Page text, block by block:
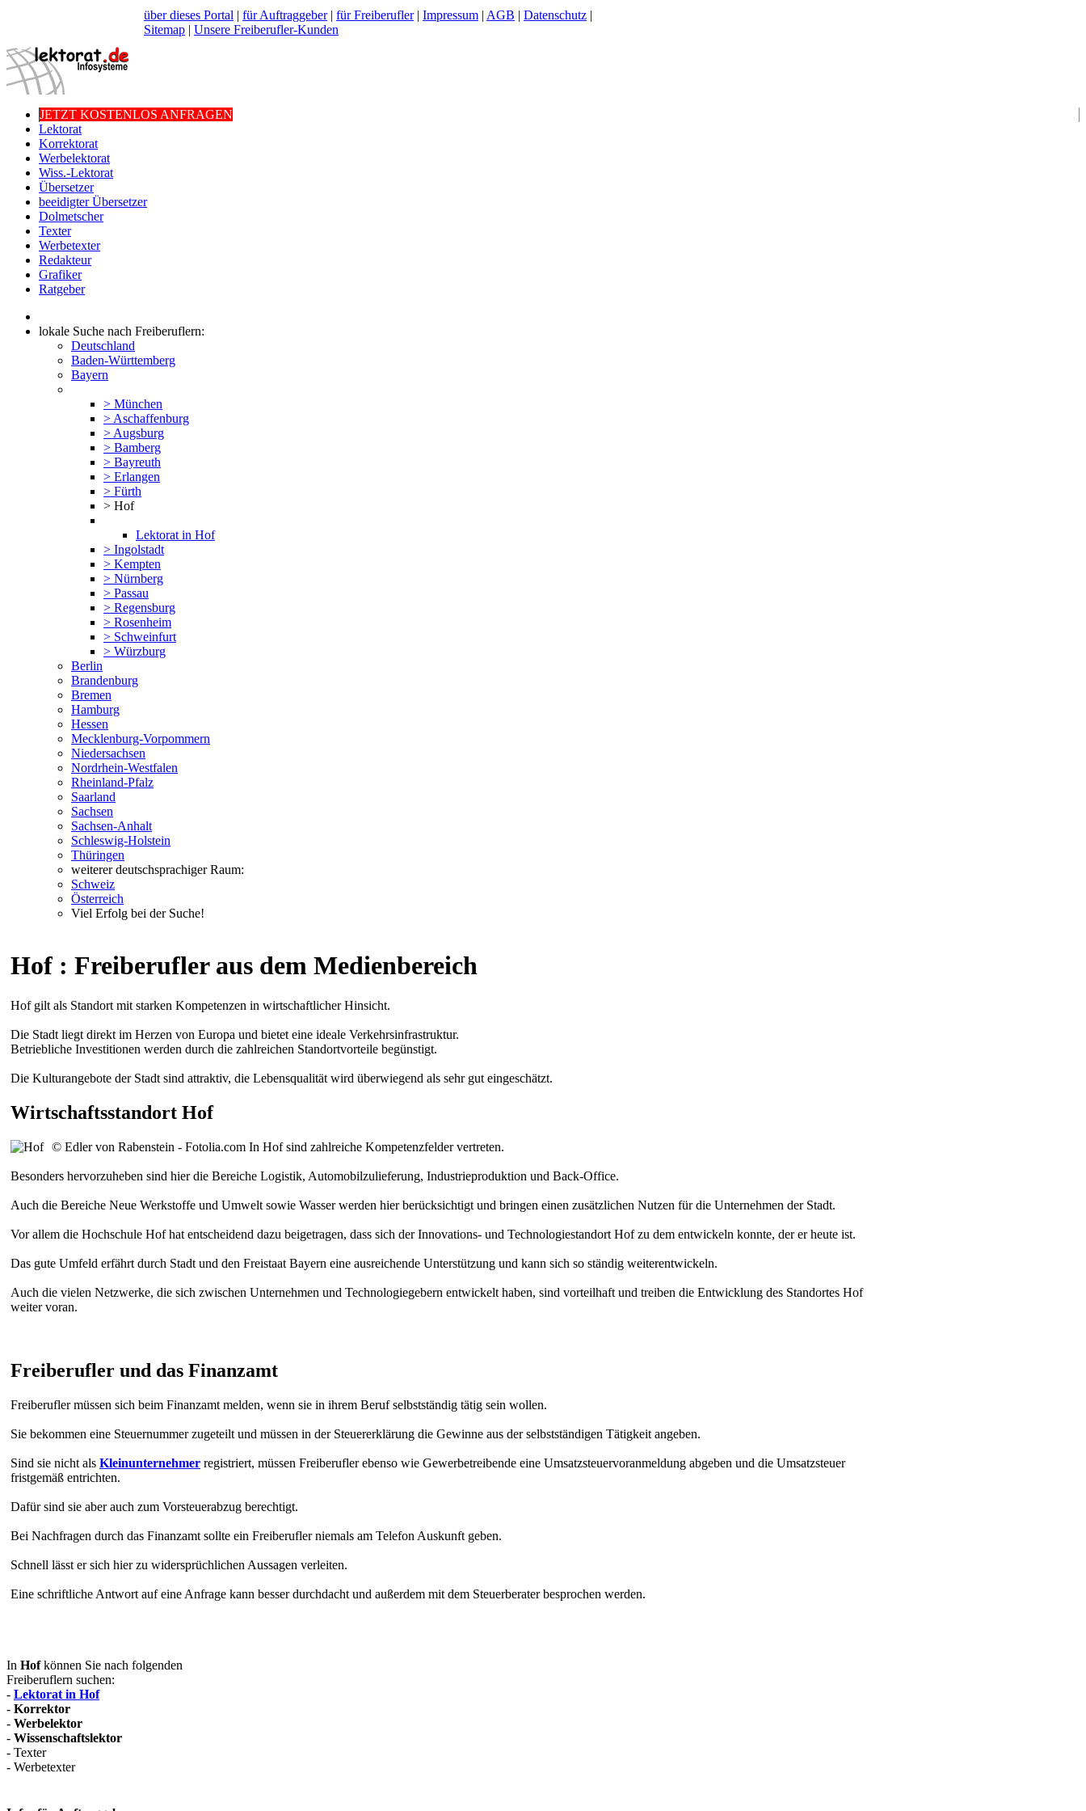
über dieses Portal | für Auftraggeber| für Freiberufler| Impressum | AGB | Datenschutz |
Sitemap | Unsere Freiberufler-Kunden
JETZT KOSTENLOS ANFRAGEN
Lektorat
Korrektorat
Werbelektorat
Wiss.-Lektorat
Übersetzer
beeidigter Übersetzer
Dolmetscher
Texter
Werbetexter
Redakteur
Grafiker
Ratgeber
lokale Suche nach Freiberuflern:
Deutschland
Baden-Württemberg
Bayern
> München
> Aschaffenburg
> Augsburg
> Bamberg
> Bayreuth
> Erlangen
> Fürth
> Hof
Lektorat in Hof
> Ingolstadt
> Kempten
> Nürnberg
> Passau
> Regensburg
> Rosenheim
> Schweinfurt
> Würzburg
Berlin
Brandenburg
Bremen
Hamburg
Hessen
Mecklenburg-Vorpommern
Niedersachsen
Nordrhein-Westfalen
Rheinland-Pfalz
Saarland
Sachsen
Sachsen-Anhalt
Schleswig-Holstein
Thüringen
weiterer deutschsprachiger Raum:
Schweiz
Österreich
Viel Erfolg bei der Suche!
Hof : Freiberufler aus dem Medienbereich
Hof gilt als Standort mit starken Kompetenzen in wirtschaftlicher Hinsicht.
Die Stadt liegt direkt im Herzen von Europa und bietet eine ideale Verkehrsinfrastruktur.
Betriebliche Investitionen werden durch die zahlreichen Standortvorteile begünstigt.
Die Kulturangebote der Stadt sind attraktiv, die Lebensqualität wird überwiegend als sehr gut eingeschätzt.
Wirtschaftsstandort Hof
© Edler von Rabenstein - Fotolia.com In Hof sind zahlreiche Kompetenzfelder vertreten.
Besonders hervorzuheben sind hier die Bereiche Logistik, Automobilzulieferung, Industrieproduktion und Back-Office.
Auch die Bereiche Neue Werkstoffe und Umwelt sowie Wasser werden hier berücksichtigt und bringen einen zusätzlichen Nutzen für die Unternehmen der Stadt.
Vor allem die Hochschule Hof hat entscheidend dazu beigetragen, dass sich der Innovations- und Technologiestandort Hof zu dem entwickeln konnte, der er heute ist.
Das gute Umfeld erfährt durch Stadt und den Freistaat Bayern eine ausreichende Unterstützung und kann sich so ständig weiterentwickeln.
Auch die vielen Netzwerke, die sich zwischen Unternehmen und Technologiegebern entwickelt haben, sind vorteilhaft und treiben die Entwicklung des Standortes Hof
weiter voran.
Freiberufler und das Finanzamt
Freiberufler müssen sich beim Finanzamt melden, wenn sie in ihrem Beruf selbstständig tätig sein wollen.
Sie bekommen eine Steuernummer zugeteilt und müssen in der Steuererklärung die Gewinne aus der selbstständigen Tätigkeit angeben.
Sind sie nicht als Kleinunternehmer registriert, müssen Freiberufler ebenso wie Gewerbetreibende eine Umsatzsteuervoranmeldung abgeben und die Umsatzsteuer
fristgemäß entrichten.
Dafür sind sie aber auch zum Vorsteuerabzug berechtigt.
Bei Nachfragen durch das Finanzamt sollte ein Freiberufler niemals am Telefon Auskunft geben.
Schnell lässt er sich hier zu widersprüchlichen Aussagen verleiten.
Eine schriftliche Antwort auf eine Anfrage kann besser durchdacht und außerdem mit dem Steuerberater besprochen werden.
In Hofkönnen Sie nach folgenden
Freiberuflern suchen:
- Lektorat in Hof
- Korrektor
- Werbelektor
- Wissenschaftslektor
- Texter
- Werbetexter